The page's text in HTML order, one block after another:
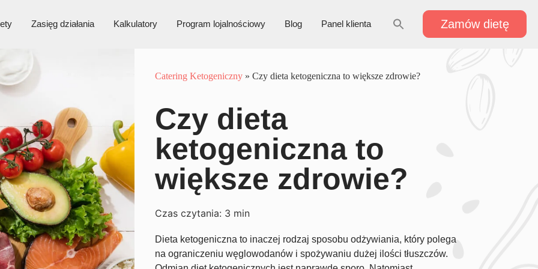
Zasięg działania Kalkulatory Program lojalnościowy Blog Panel klienta Zamów dietę
Catering Ketogeniczny» Czy dieta ketogeniczna to większe zdrowie?
Czy dieta
ketogeniczna to
większe zdrowie?
Czas czytania: 3 min
Dieta ketogeniczna to inaczej rodzaj sposobu odżywiania, który polega
na ograniczeniu węglowodanów i spożywaniu dużej ilości tłuszczów.